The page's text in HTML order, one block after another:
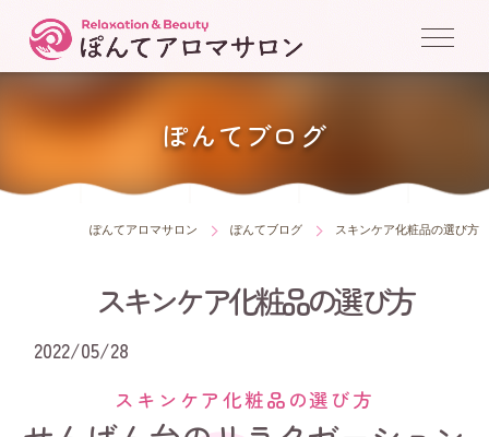
ぽんてブログ
ぽんてアロマサロン ぽんてブログ スキンケア化粧品の選び方
スキンケア化粧品の選び方
2022/05/28
スキンケア化粧品の選び方